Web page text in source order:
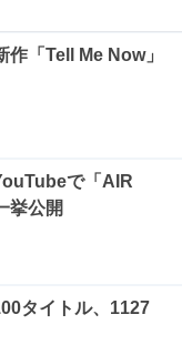
「Tell Me Now」
で「AIR
挙公開
タイトル、1127